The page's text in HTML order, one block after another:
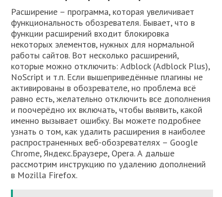
Расширение – программа, которая увеличивает
функциональность обозревателя. Бывает, что в
функции расширений входит блокировка
некоторых элементов, нужных для нормальной
работы сайтов. Вот несколько расширений,
которые можно отключить: Adblock (Adblock Plus),
NoScript и т.п. Если вышеприведённые плагины не
активированы в обозревателе, но проблема всё
равно есть, желательно отключить все дополнения
и поочерёдно их включать, чтобы выявить, какой
именно вызывает ошибку. Вы можете подробнее
узнать о том, как удалить расширения в наиболее
распространенных веб-обозревателях – Google
Chrome, Яндекс.Браузере, Opera. А дальше
рассмотрим инструкцию по удалению дополнений
в Mozilla Firefox.